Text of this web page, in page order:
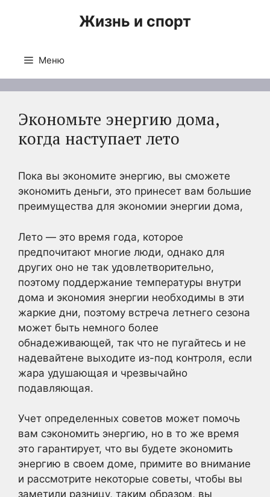
Жизнь и спорт
Меню
Экономьте энергию дома,
когда наступает лето
Пока вы экономите энергию, вы сможете
экономить деньги, это принесет вам большие
преимущества для экономии энергии дома,
Лето — это время года, которое
предпочитают многие люди, однако для
других оно не так удовлетворительно,
поэтому поддержание температуры внутри
дома и экономия энергии необходимы в эти
жаркие дни, поэтому встреча летнего сезона
может быть немного более
обнадеживающей, так что не пугайтесь и не
надевайтене выходите из-под контроля, если
жара удушающая и чрезвычайно
подавляющая.
Учет определенных советов может помочь
вам сэкономить энергию, но в то же время
это гарантирует, что вы будете экономить
энергию в своем доме, примите во внимание
и рассмотрите некоторые советы, чтобы вы
заметили разницу, таким образом, вы